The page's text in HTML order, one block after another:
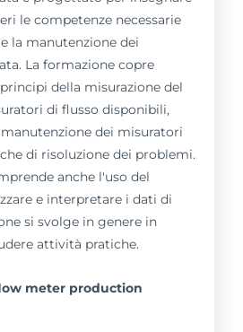
le competenze necessarie
la manutenzione dei
La formazione copre
della misurazione del
di flusso disponibili,
dei misuratori
di risoluzione dei problemi.
anche l'uso del
e interpretare i dati di
si svolge in genere in
attività pratiche.
meter production